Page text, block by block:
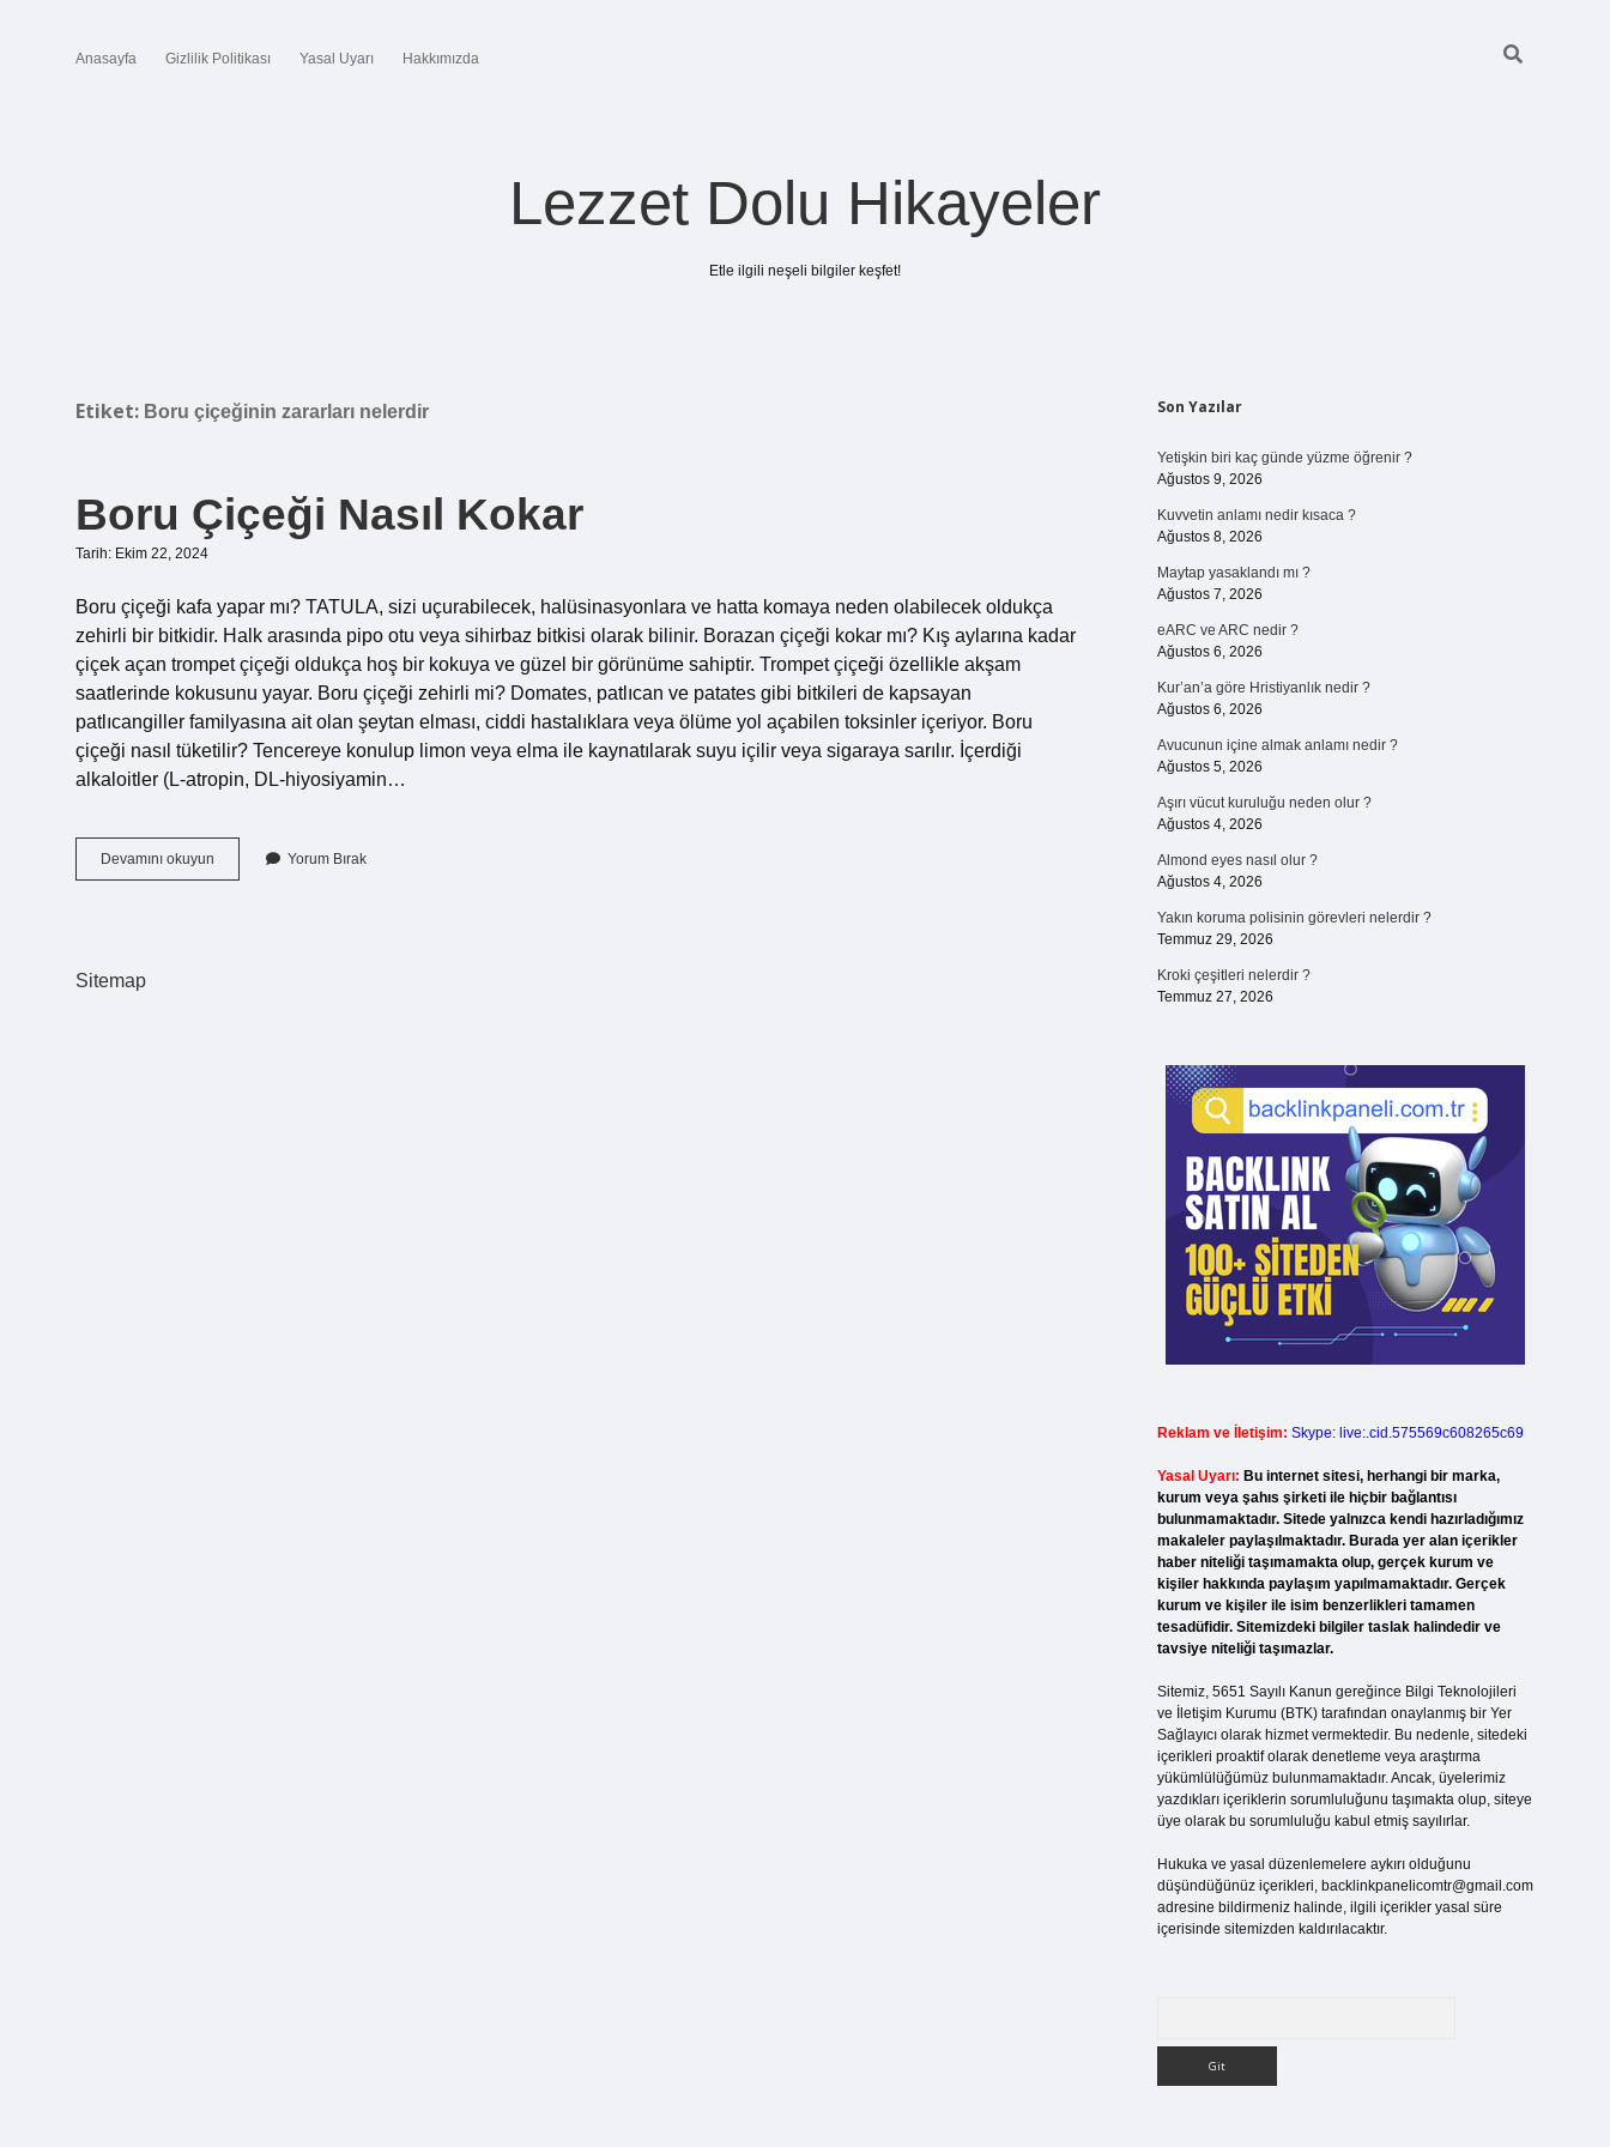
Anasayfa Gizlilik Politikası Yasal Uyarı Hakkımızda
Lezzet Dolu Hikayeler
Etle ilgili neşeli bilgiler keşfet!
Etiket: Boru çiçeğinin zararları nelerdir
Boru Çiçeği Nasıl Kokar
Tarih: Ekim 22, 2024
Boru çiçeği kafa yapar mı? TATULA, sizi uçurabilecek, halüsinasyonlara ve hatta komaya neden olabilecek oldukça
zehirli bir bitkidir. Halk arasında pipo otu veya sihirbaz bitkisi olarak bilinir. Borazan çiçeği kokar mı? Kış aylarına kadar
çiçek açan trompet çiçeği oldukça hoş bir kokuya ve güzel bir görünüme sahiptir. Trompet çiçeği özellikle akşam
saatlerinde kokusunu yayar. Boru çiçeği zehirli mi? Domates, patlıcan ve patates gibi bitkileri de kapsayan
patlıcangiller familyasına ait olan şeytan elması, ciddi hastalıklara veya ölüme yol açabilen toksinler içeriyor. Boru
çiçeği nasıl tüketilir? Tencereye konulup limon veya elma ile kaynatılarak suyu içilir veya sigaraya sarılır. İçerdiği
alkaloitler (L-atropin, DL-hiyosiyamin…
Devamını okuyun
Çiçeği
Yorum Bırak
Sitemap
Sidebar
Son Yazılar
Yetişkin biri kaç günde yüzme öğrenir ?
Ağustos 9, 2026
Kuvvetin anlamı nedir kısaca ?
Ağustos 8, 2026
Maytap yasaklandı mı ?
Ağustos 7, 2026
eARC ve ARC nedir ?
Ağustos 6, 2026
Kur’an’a göre Hristiyanlık nedir ?
Ağustos 6, 2026
Avucunun içine almak anlamı nedir ?
Ağustos 5, 2026
Aşırı vücut kuruluğu neden olur ?
Ağustos 4, 2026
Almond eyes nasıl olur ?
Ağustos 4, 2026
Yakın koruma polisinin görevleri nelerdir ?
Temmuz 29, 2026
Kroki çeşitleri nelerdir ?
Temmuz 27, 2026
Reklam ve İletişim: Skype: live:.cid.575569c608265c69
Yasal Uyarı: Bu internet sitesi, herhangi bir marka,
kurum veya şahıs şirketi ile hiçbir bağlantısı
bulunmamaktadır. Sitede yalnızca kendi hazırladığımız
makaleler paylaşılmaktadır. Burada yer alan içerikler
haber niteliği taşımamakta olup, gerçek kurum ve
kişiler hakkında paylaşım yapılmamaktadır. Gerçek
kurum ve kişiler ile isim benzerlikleri tamamen
tesadüfidir. Sitemizdeki bilgiler taslak halindedir ve
tavsiye niteliği taşımazlar.
Sitemiz, 5651 Sayılı Kanun gereğince Bilgi Teknolojileri
ve İletişim Kurumu (BTK) tarafından onaylanmış bir Yer
Sağlayıcı olarak hizmet vermektedir. Bu nedenle, sitedeki
içerikleri proaktif olarak denetleme veya araştırma
yükümlülüğümüz bulunmamaktadır. Ancak, üyelerimiz
yazdıkları içeriklerin sorumluluğunu taşımakta olup, siteye
üye olarak bu sorumluluğu kabul etmiş sayılırlar.
Hukuka ve yasal düzenlemelere aykırı olduğunu
düşündüğünüz içerikleri, backlinkpanelicomtr@gmail.com
adresine bildirmeniz halinde, ilgili içerikler yasal süre
içerisinde sitemizden kaldırılacaktır.